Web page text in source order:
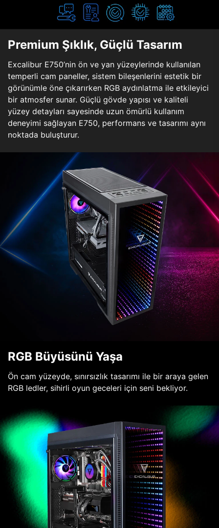
Premium Şıklık, Güçlü Tasarım
Excalibur E750’nin ön ve yan yüzeylerinde kullanılan
temperli cam paneller, sistem bileşenlerini estetik bir
görünümle öne çıkarırken RGB aydınlatma ile etkileyici
bir atmosfer sunar. Güçlü gövde yapısı ve kaliteli
yüzey detayları sayesinde uzun ömürlü kullanım
deneyimi sağlayan E750, performans ve tasarımı aynı
noktada buluşturur.
RGB Büyüsünü Yaşa
Ön cam yüzeyde, sınırsızlık tasarımı ile bir araya gelen
RGB ledler, sihirli oyun geceleri için seni bekliyor.